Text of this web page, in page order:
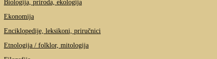
Biologija, priroda, ekologija
Ekonomija
Enciklopedije, leksikoni, priručnici
Etnologija / folklor, mitologija